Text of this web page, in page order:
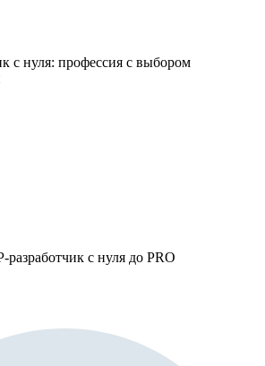
с нуля: профессия с выбором
разработчик с нуля до PRO